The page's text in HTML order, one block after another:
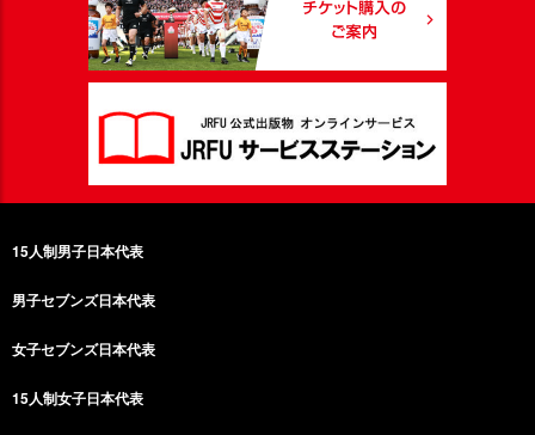
15人制男子日本代表
男子セブンズ日本代表
女子セブンズ日本代表
15人制女子日本代表